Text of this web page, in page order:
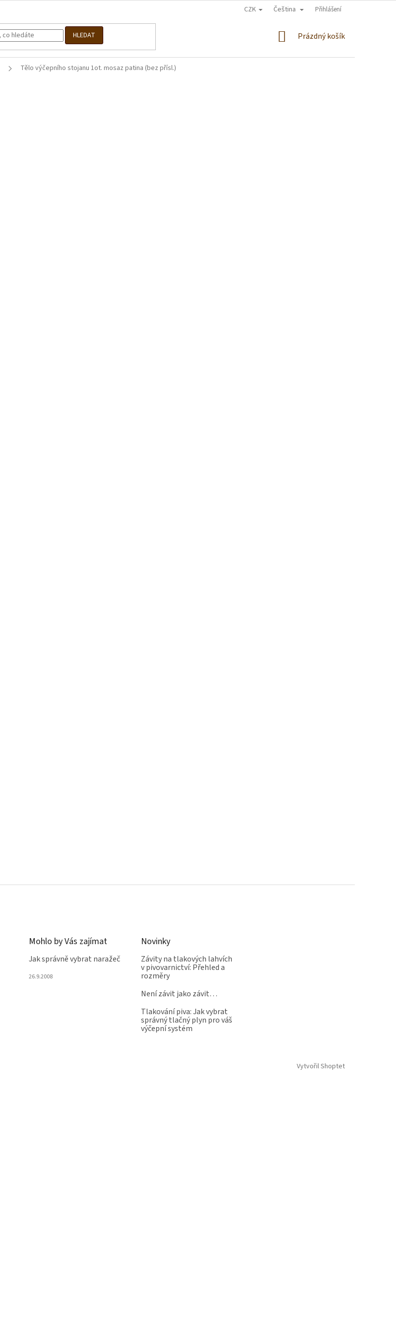
CZK Čeština Přihlášení
HLEDAT
NÁKUPNÍ
Prázdný košík
Tělo výčepního stojanu 1ot. mosaz patina (bez přísl.)
Mohlo by Vás zajímat
Jak správně vybrat naražeč
26.9.2008
Novinky
Závity na tlakových lahvích
v pivovarnictví: Přehled a
rozměry
Není závit jako závit…
Tlakování piva: Jak vybrat
správný tlačný plyn pro váš
výčepní systém
Vytvořil Shoptet